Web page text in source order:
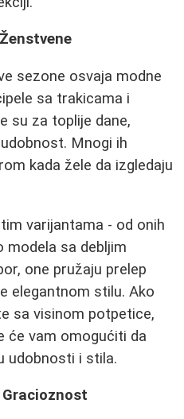
sezone osvaja modne
sa trakicama i
su za toplije dane,
Mnogi ih
kada žele da izgledaju
varijantama - od onih
modela sa debljim
one pružaju prelep
elegantnom stilu. Ako
sa visinom potpetice,
će vam omogućiti da
udobnosti i stila.